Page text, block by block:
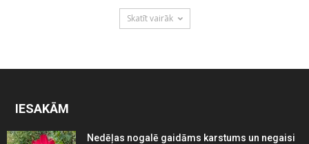
Skatīt vairāk
IESAKĀM
Nedēļas nogalē gaidāms karstums un negaisi